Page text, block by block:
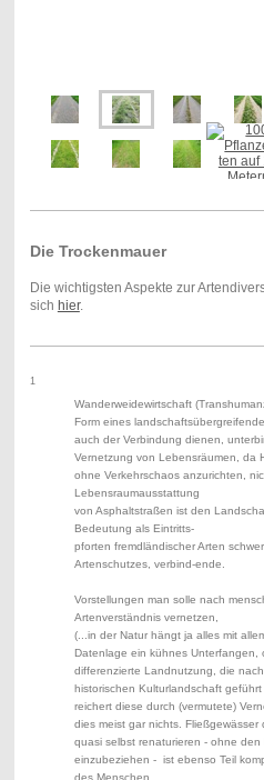
Die Trockenmauer
Die wichtigsten Aspekte zur
sich hier.
1
Wanderweidewirtschaft
Form eines
auch der Verbindung dienen,
Vernetzung von Lebensräumen, da
ohne Verkehrschaos anzurichten,
Lebensraumausstattung
von Asphaltstraßen ist den
Bedeutung als Eintritts-
pforten fremdländischer Arten
Artenschutzes, verbind-ende.
Vorstellungen man solle nach
Artenverständnis vernetzen,
(...in der Natur hängt ja alles mit
Datenlage ein kühnes Unterfangen,
differenzierte Landnutzung, die
historischen Kulturlandschaft
reichert diese durch (vermutete)
dies meist gar nichts. Fließgewässer
quasi selbst renaturieren - ohne
einzubeziehen - ist ebenso Teil
des Menschen.